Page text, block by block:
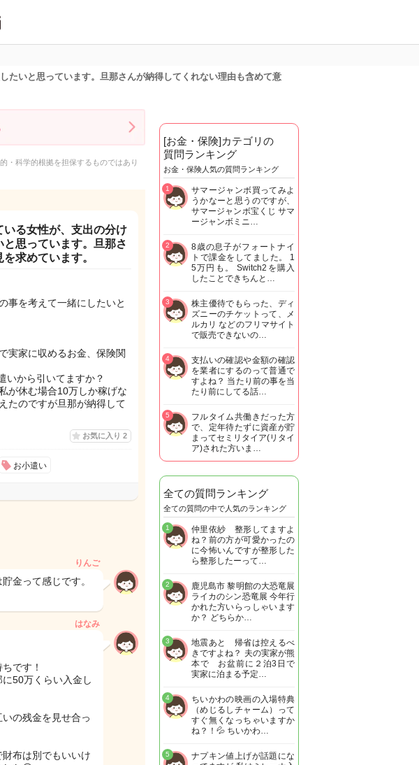
たいと思っています。旦那さんが納得してくれない理由も含めて意
・科学的根拠を担保するものではあり
る女性が、支出の分け
思っています。旦那さ
求めています。
事を考えて一緒にしたいと
実家に収めるお金、保険関
いから引いてますか？
が休む場合10万しか稼げな
たのですが旦那が納得して
お気に入り 2
お小遣い
りんご
金って感じです。
はなみ
です！
50万くらい入金し
の残金を見せ合っ
布は別でもいいけ
[お金・保険]カテゴリの
質問ランキング
お金・保険人気の質問ランキング
サマージャンボ買ってみよ
うかなーと思うのですが、
サマージャンボ宝くじ サマ
ージャンボミニ…
1
8歳の息子がフォートナイ
トで課金をしてました。 1
5万円も。 Switch2を購入
したことできちんと…
2
株主優待でもらった、ディ
ズニーのチケットって、メ
ルカリ などのフリマサイト
で販売できないの…
3
支払いの確認や金額の確認
を業者にするのって普通で
すよね？ 当たり前の事を当
たり前にしてる話…
4
フルタイム共働きだった方
で、定年待たずに資産が貯
まってセミリタイア(リタイ
ア)された方いま…
5
全ての質問ランキング
全ての質問の中で人気のランキング
仲里依紗 整形してますよ
ね？前の方が可愛かったの
に今怖いんですが整形した
ら整形したーって…
1
鹿児島市 黎明館の大恐竜展
ライカのシン恐竜展 今年行
かれた方いらっしゃいます
か？ どちらか…
2
地震あと 帰省は控えるべ
きですよね？ 夫の実家が熊
本で お盆前に２泊3日で
実家に泊まる予定…
3
ちいかわの映画の入場特典
（めじるしチャーム）って
すぐ無くなっちゃいますか
ね？！💦 ちいかわ…
4
ナプキン値上げが話題にな
5